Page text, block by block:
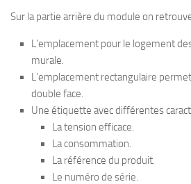
Sur la partie arrière du module on
L’emplacement pour le logement
murale.
L’emplacement rectangulaire
double face.
Une étiquette avec différentes
La tension efficace.
La consommation.
La référence du produit.
Le numéro de série.